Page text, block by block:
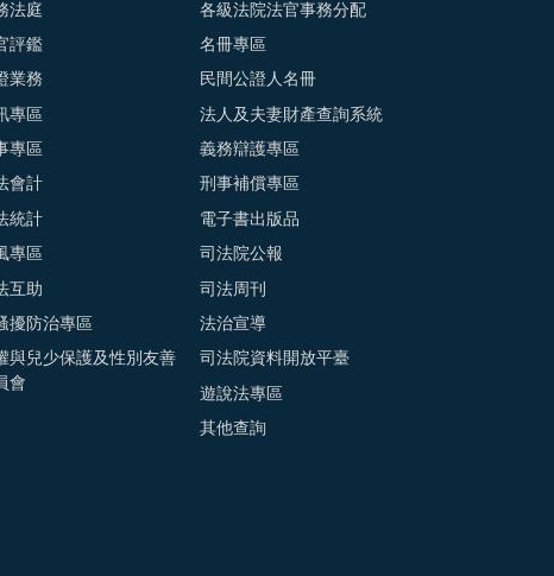
法庭
評鑑
業務
專區
專區
會計
統計
專區
互助
擾防治專區
與兒少保護及性別友善
會
各級法院法官事務分配
名冊專區
民間公證人名冊
法人及夫妻財產查詢系統
義務辯護專區
刑事補償專區
電子書出版品
司法院公報
司法周刊
法治宣導
司法院資料開放平臺
遊說法專區
其他查詢